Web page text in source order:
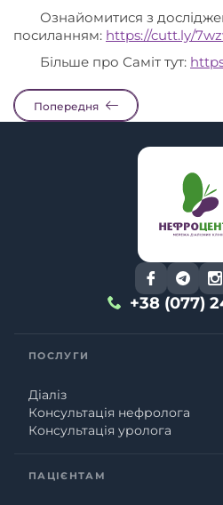
Ознайомитися з
посиланням: https://cutt.ly/
Більше про Саміт тут:
Попередня
+38 (077)
ПОСЛУГИ
Діаліз
Консультація нефролога
Консультація уролога
ПАЦІЄНТАМ